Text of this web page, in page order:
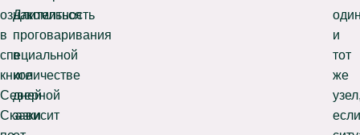
ознакомиться
в
специальной
книге
Северной
Сказки
Длительность
проговаривания
в
количестве
дней
зависит
и
тот
же
если